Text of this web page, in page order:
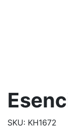
SKU: KH1672